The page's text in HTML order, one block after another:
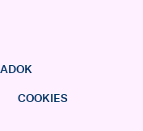
COOKIES